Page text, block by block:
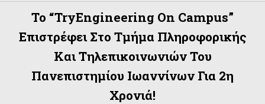
To “TryEngineering On Campus”
Επιστρέφει Στο Τμήμα Πληροφορικής
Και Τηλεπικοινωνιών Του
Πανεπιστημίου Ιωαννίνων Για 2η
Χρονιά!